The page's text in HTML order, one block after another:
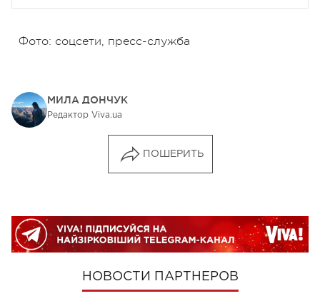
Фото: соцсети, пресс-служба
МИЛА ДОНЧУК
Редактор Viva.ua
ПОШЕРИТЬ
НОВОСТИ ПАРТНЕРОВ